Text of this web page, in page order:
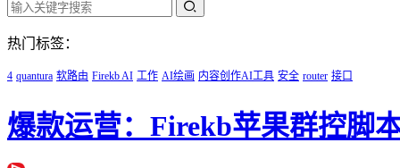
热门标签：
4 quantura 软路由 Firekb AI 工作 AI绘画 内容创作AI工具 安全 router 接口
爆款运营：Firekb苹果群控脚